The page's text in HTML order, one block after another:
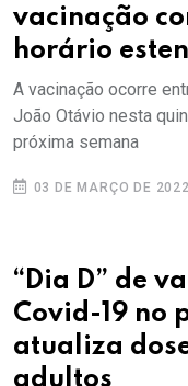
vacinação
horário
A vacinação ocorre
João Otávio nesta
próxima semana
03 DE MARÇO DE
“Dia D” de
Covid-19 no
atualiza
adultos